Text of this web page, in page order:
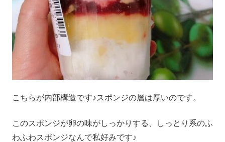
こちらが内部構造です♪スポンジの層は厚いのです。
このスポンジが卵の味がしっかりする、しっとり系のふ
わふわスポンジなんで私好みです♪